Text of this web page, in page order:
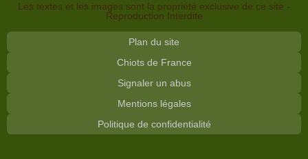
Les textes et les images sont la propriété exclusive de ce site -
Reproduction Interdite
Plan du site
Chiots de France
Signaler un abus
Mentions légales
Politique de confidentialité